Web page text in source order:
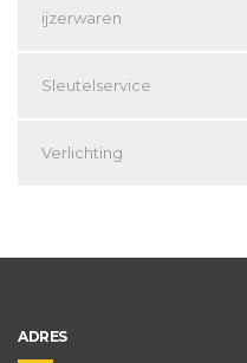
ijzerwaren
Sleutelservice
Verlichting
ADRES